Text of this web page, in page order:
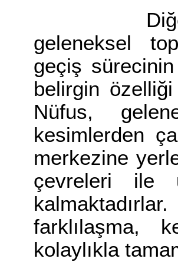
Diğer
geleneksel
geçiş
belirgin
Nüfus,
kesimlerden
merkezine
çevreleri ile
farklılaşma,
kolaylıkla